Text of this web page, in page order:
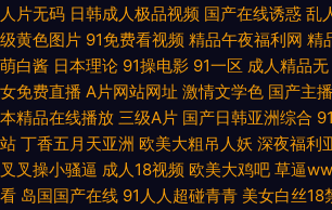
人片无码 日韩成人极品视频 国产在线诱惑 乱
级黄色图片 91免费看视频 精品午夜福利网 精
萌白酱 日本理论 91操电影 91一区 成人精品无
女免费直播 A片网站网址 激情文学色 国产主
本精品在线播放 三级A片 国产日韩亚洲综合
站 丁香五月天亚洲 欧美大粗吊人妖 深夜福利
叉叉操小骚逼 成人18视频 欧美大鸡吧 草逼
看 岛国国产在线 91人人超碰青青 美女白丝18